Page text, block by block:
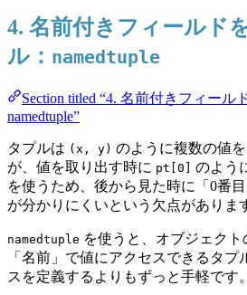
4. 名前付きフィールド
ル： namedtuple
Section titled “4. 名前付きフィール
namedtuple”
タプルは (x, y) のように複数の値
が、値を取り出す時に pt[0]
のよう
を使うため、後から見た時に「0番
が分かりにくいという欠点がありま
namedtuple を使うと、オブジェク
「名前」で値にアクセスできるタプ
スを定義するよりもずっと手軽です。